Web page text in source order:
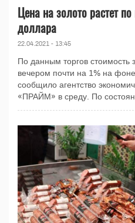
Цена на золото растет
доллара
22.04.2021 - 13:45
По данным торгов стоимость
вечером почти на 1% на
сообщило агентство
«ПРАЙМ» в среду. По